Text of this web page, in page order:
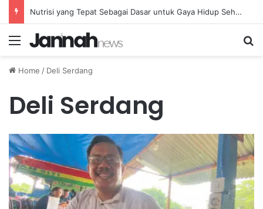
Nutrisi yang Tepat Sebagai Dasar untuk Gaya Hidup Sehat dan Berkelanjutan
Menu
Home / Deli Serdang
Deli Serdang